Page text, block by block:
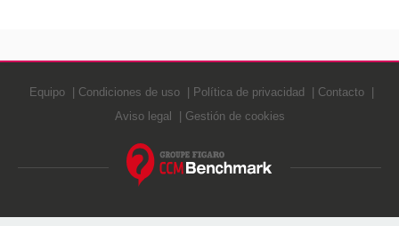
Equipo Condiciones de uso Política de privacidad
Contacto
Aviso legal
Gestión de cookies